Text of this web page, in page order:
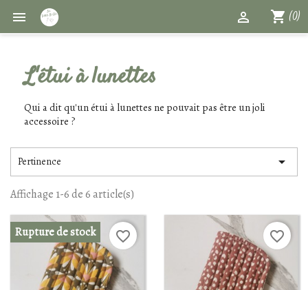
 shopping_cart (0)

L'étui à lunettes
Qui a dit qu'un étui à lunettes ne pouvait pas être un joli
accessoire ?
Pertinence 
Affichage 1-6 de 6 article(s)
Rupture de stock favorite_border favorite_border